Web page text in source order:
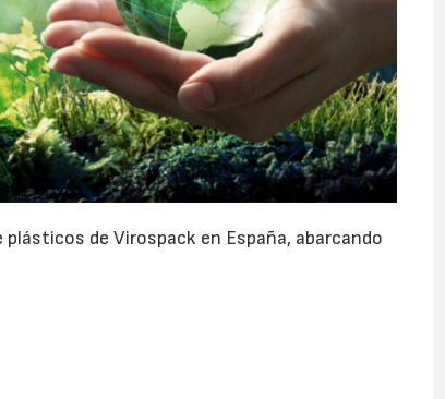
de Virospack en España, abarcando